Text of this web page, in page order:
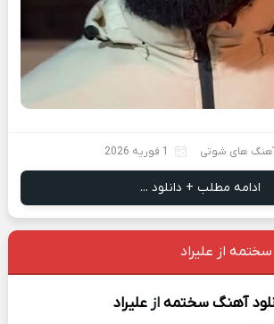
های شوتی 1 فوریه 2026
ادامه مطلب + دانلود ...
از علیراد
آهنگسختمهازعلیراد